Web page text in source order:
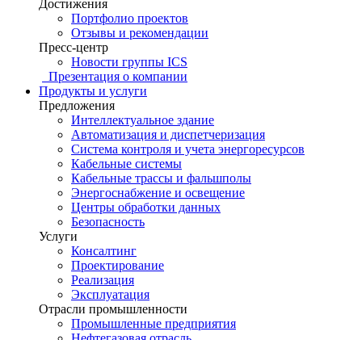
Достижения
Портфолио проектов
Отзывы и рекомендации
Пресс-центр
Новости группы ICS
Презентация о компании
Продукты и услуги
Предложения
Интеллектуальное здание
Автоматизация и диспетчеризация
Система контроля и учета энергоресурсов
Кабельные системы
Кабельные трассы и фальшполы
Энергоснабжение и освещение
Центры обработки данных
Безопасность
Услуги
Консалтинг
Проектирование
Реализация
Эксплуатация
Отрасли промышленности
Промышленные предприятия